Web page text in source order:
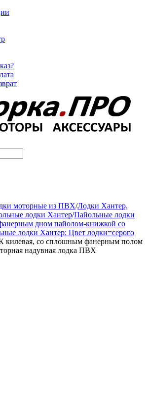
моторные из ПВХ/Лодки Хантер,
лодки Хантер/Пайольные лодки
дном пайолом-книжкой со
лодки Хантер: Цвет лодки=серого
килевая, со сплошным фанерным полом
надувная лодка ПВХ